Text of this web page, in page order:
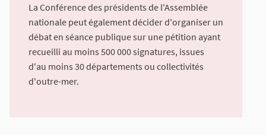
La Conférence des présidents de l'Assemblée
nationale peut également décider d'organiser un
débat en séance publique sur une pétition ayant
recueilli au moins 500 000 signatures, issues
d'au moins 30 départements ou collectivités
d'outre-mer.